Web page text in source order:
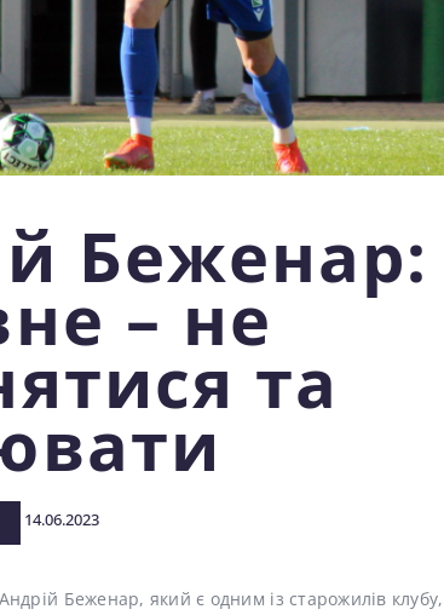
Беженар:
– не
та
14.06.2023
Беженар, який є одним із старожилів